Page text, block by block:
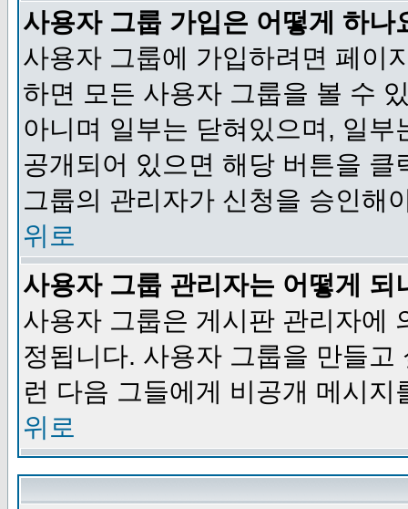
사용자 그룹 가입은 어떻게 하나
사용자 그룹에 가입하려면 페이
하면 모든 사용자 그룹을 볼 수
아니며 일부는 닫혀있으며, 일
공개되어 있으면 해당 버튼을
그룹의 관리자가 신청을 승인해
위로
사용자 그룹 관리자는 어떻게 되
사용자 그룹은 게시판 관리자에
정됩니다. 사용자 그룹을 만들
런 다음 그들에게 비공개 메시지
위로